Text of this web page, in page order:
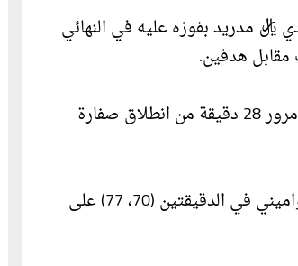
مدريد بفوزه عليه في النهائي
مقابل هدفين.
وفي تفاصيل المبارة المثيرة، افتتح الفريق الكتالوني التسجيل عبر نجمه بيدري بعد مرور 28 دقيقة من انطلاق صفارة
ورد الفريق الملكي بهدفين متتاليين عبر الثنائي الفرنسي كيليان مبابي، وأوريلين تشواميني في الدقيقتين (70، 77) على